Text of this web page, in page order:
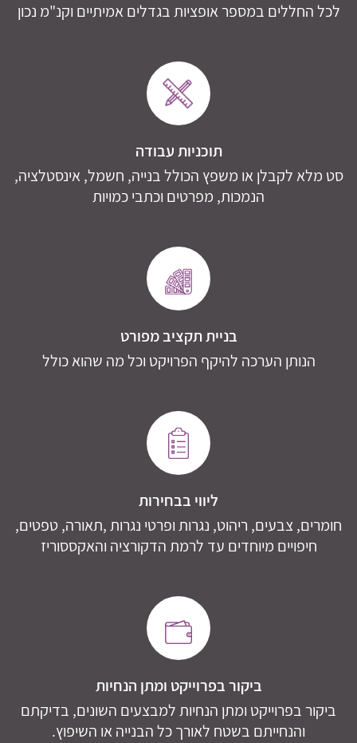
לכל החללים במספר אופציות בגדלים אמיתיים וקנ"מ נכון
תוכניות עבודה
סט מלא לקבלן או משפץ הכולל בנייה, חשמל, אינסטלציה,
הנמכות, מפרטים וכתבי כמויות
בניית תקציב מפורט
הנותן הערכה להיקף הפרויקט וכל מה שהוא כולל
ליווי בבחירות
חומרים, צבעים, ריהוט, נגרות ופרטי נגרות ,תאורה, טפטים,
חיפויים מיוחדים עד לרמת הדקורציה והאקססוריז
ביקור בפרוייקט ומתן הנחיות
ביקור בפרוייקט ומתן הנחיות למבצעים השונים, בדיקתם
והנחייתם בשטח לאורך כל הבנייה או השיפוץ.